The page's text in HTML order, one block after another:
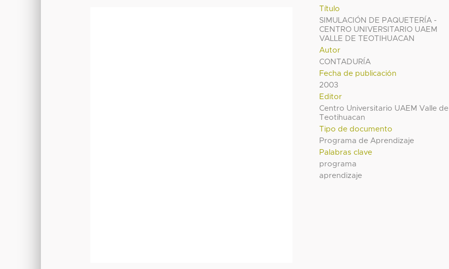
Título
SIMULACIÓN DE PAQUETERÍA -
CENTRO UNIVERSITARIO UAEM
VALLE DE TEOTIHUACAN
Autor
CONTADURÍA
Fecha de publicación
2003
Editor
Centro Universitario UAEM Valle de
Teotihuacan
Tipo de documento
Programa de Aprendizaje
Palabras clave
programa
aprendizaje